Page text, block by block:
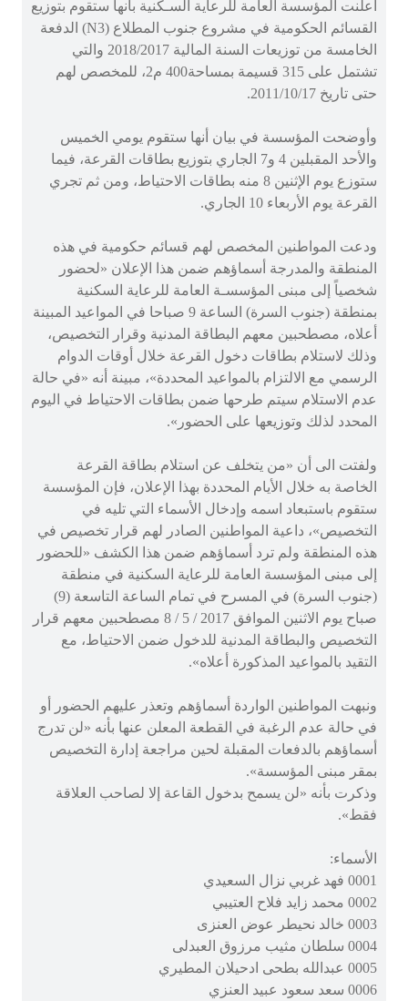
أعلنت المؤسسة العامة للرعاية السـكنية بأنها ستقوم بتوزيع
القسائم الحكومية في مشروع جنوب المطلاع (N3) الدفعة
الخامسة من توزيعات السنة المالية 2018/2017 والتي
تشتمل على 315 قسيمة بمساحة400 م2، للمخصص لهم
حتى تاريخ 2011/10/17.
وأوضحت المؤسسة في بيان أنها ستقوم يومي الخميس
والأحد المقبلين 4 و7 الجاري بتوزيع بطاقات القرعة، فيما
ستوزع يوم الإثنين 8 منه بطاقات الاحتياط، ومن ثم تجري
القرعة يوم الأربعاء 10 الجاري.
ودعت المواطنين المخصص لهم قسائم حكومية في هذه
المنطقة والمدرجة أسماؤهم ضمن هذا الإعلان «لحضور
شخصياً إلى مبنى المؤسسـة العامة للرعاية السكنية
بمنطقة (جنوب السرة) الساعة 9 صباحا في المواعيد المبينة
أعلاه، مصطحبين معهم البطاقة المدنية وقرار التخصيص،
وذلك لاستلام بطاقات دخول القرعة خلال أوقات الدوام
الرسمي مع الالتزام بالمواعيد المحددة»، مبينة أنه «في حالة
عدم الاستلام سيتم طرحها ضمن بطاقات الاحتياط في اليوم
المحدد لذلك وتوزيعها على الحضور».
ولفتت الى أن «من يتخلف عن استلام بطاقة القرعة
الخاصة به خلال الأيام المحددة بهذا الإعلان، فإن المؤسسة
ستقوم باستبعاد اسمه وإدخال الأسماء التي تليه في
التخصيص»، داعية المواطنين الصادر لهم قرار تخصيص في
هذه المنطقة ولم ترد أسماؤهم ضمن هذا الكشف «للحضور
إلى مبنى المؤسسة العامة للرعاية السكنية في منطقة
(جنوب السرة) في المسرح في تمام الساعة التاسعة (9)
صباح يوم الاثنين الموافق 2017 / 5 / 8 مصطحبين معهم قرار
التخصيص والبطاقة المدنية للدخول ضمن الاحتياط، مع
التقيد بالمواعيد المذكورة أعلاه».
ونبهت المواطنين الواردة أسماؤهم وتعذر عليهم الحضور أو
في حالة عدم الرغبة في القطعة المعلن عنها بأنه «لن تدرج
أسماؤهم بالدفعات المقبلة لحين مراجعة إدارة التخصيص
بمقر مبنى المؤسسة».
وذكرت بأنه «لن يسمح بدخول القاعة إلا لصاحب العلاقة
فقط».
الأسماء:
0001 فهد غربي نزال السعيدي
0002 محمد زايد فلاح العتيبي
0003 خالد نحيطر عوض العنزى
0004 سلطان مثيب مرزوق العبدلى
0005 عبدالله بطحى ادحيلان المطيري
0006 سعد سعود عبيد العنزي